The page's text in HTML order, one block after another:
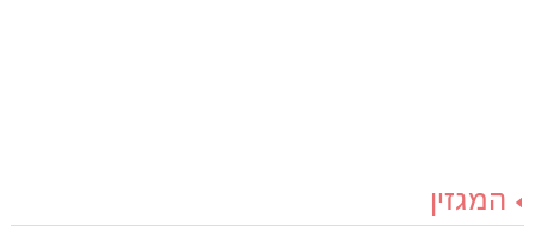
המגזין